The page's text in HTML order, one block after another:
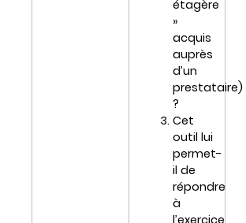
étagère
»
acquis
auprès
d’un
prestataire)
?
Cet
outil lui
permet-
il de
répondre
à
l’exercice